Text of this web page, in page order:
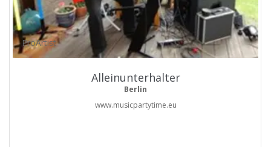
ProArtist
Alleinunterhalter
Berlin
www.musicpartytime.eu